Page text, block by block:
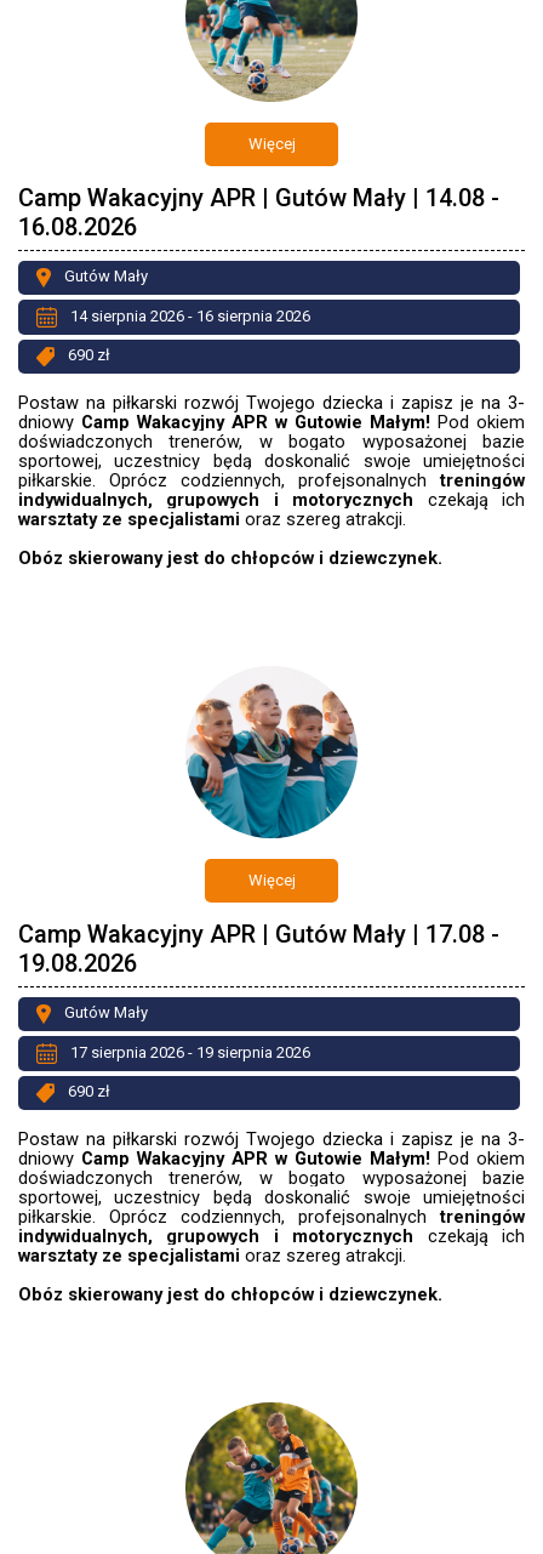
Więcej
Camp Wakacyjny APR | Gutów Mały | 14.08 -
16.08.2026
Gutów Mały
14 sierpnia 2026 - 16 sierpnia 2026
690 zł
Postaw na piłkarski rozwój Twojego dziecka i zapisz je na 3-
dniowy Camp Wakacyjny APR w Gutowie Małym! Pod okiem
doświadczonych trenerów, w bogato wyposażonej bazie
sportowej, uczestnicy będą doskonalić swoje umiejętności
piłkarskie. Oprócz codziennych, profejsonalnychtreningów
indywidualnych, grupowych i motorycznych czekają ich
warsztaty ze specjalistami oraz szereg atrakcji.
Obóz skierowany jest do chłopców i dziewczynek.
Więcej
Camp Wakacyjny APR | Gutów Mały | 17.08 -
19.08.2026
Gutów Mały
17 sierpnia 2026 - 19 sierpnia 2026
690 zł
Postaw na piłkarski rozwój Twojego dziecka i zapisz je na 3-
dniowy Camp Wakacyjny APR w Gutowie Małym! Pod okiem
doświadczonych trenerów, w bogato wyposażonej bazie
sportowej, uczestnicy będą doskonalić swoje umiejętności
piłkarskie. Oprócz codziennych, profejsonalnychtreningów
indywidualnych, grupowych i motorycznych czekają ich
warsztaty ze specjalistami oraz szereg atrakcji.
Obóz skierowany jest do chłopców i dziewczynek.